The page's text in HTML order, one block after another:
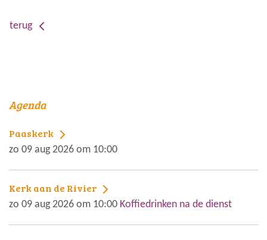
terug
Agenda
Paaskerk
zo 09 aug 2026 om 10:00
Kerk aan de Rivier
zo 09 aug 2026 om 10:00 Koffiedrinken na de dienst